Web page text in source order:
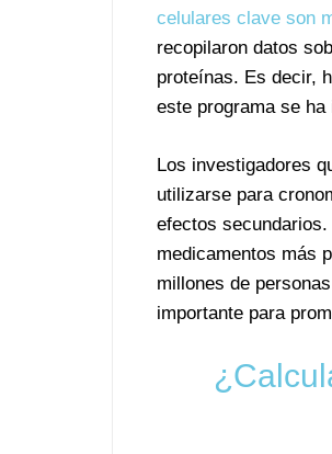
celulares clave son
recopilaron datos
proteínas. Es decir,
este programa se
Los investigadores
utilizarse para
efectos
medicamentos más
millones de
importante para